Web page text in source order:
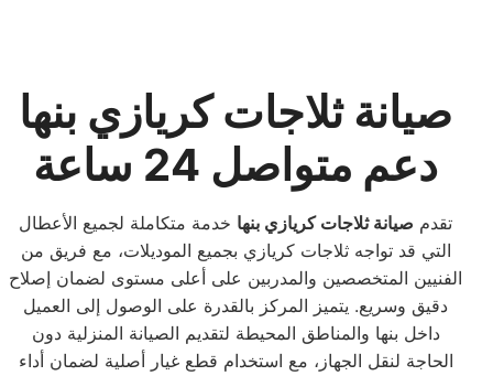
صيانة ثلاجات كريازي بنها
دعم متواصل 24 ساعة
تقدم صيانة ثلاجات كريازي بنها خدمة متكاملة لجميع الأعطال
التي قد تواجه ثلاجات كريازي بجميع الموديلات، مع فريق من
الفنيين المتخصصين والمدربين على أعلى مستوى لضمان إصلاح
دقيق وسريع. يتميز المركز بالقدرة على الوصول إلى العميل
داخل بنها والمناطق المحيطة لتقديم الصيانة المنزلية دون
الحاجة لنقل الجهاز، مع استخدام قطع غيار أصلية لضمان أداء